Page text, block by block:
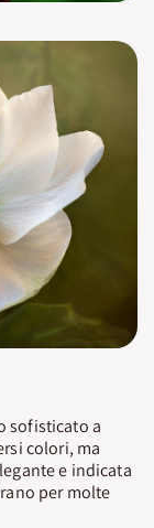
sofisticato a
colori, ma
e indicata
per molte